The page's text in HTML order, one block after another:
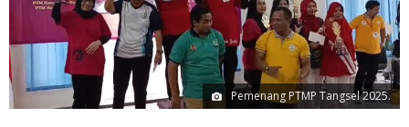
Pemenang PTMP Tangsel 2025.